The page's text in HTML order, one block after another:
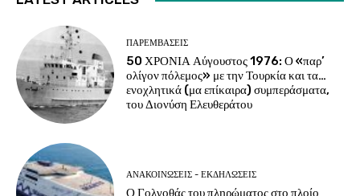
ΠΑΡΕΜΒΑΣΕΙΣ
50 ΧΡΟΝΙΑ Αύγουστος 1976: Ο «παρ’
ολίγον πόλεμος» με την Τουρκία και τα…
ενοχλητικά (μα επίκαιρα) συμπεράσματα,
του Διονύση Ελευθεράτου
ΑΝΑΚΟΙΝΩΣΕΙΣ - ΕΚΔΗΛΩΣΕΙΣ
Ο Γολγοθάς του πληρώματος στο πλοίο